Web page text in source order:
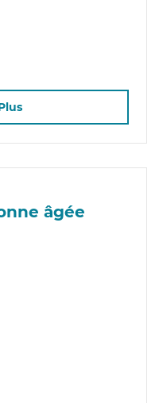
âgée